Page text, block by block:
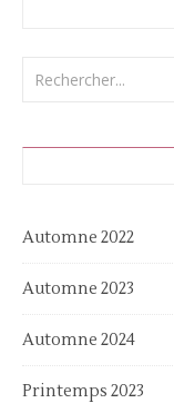
Automne 2022
Automne 2023
Automne 2024
Printemps 2023